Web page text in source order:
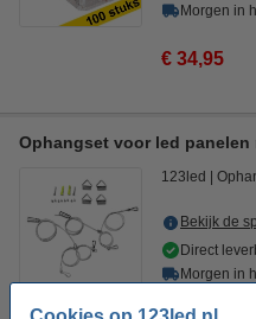
Morgen in
€ 34,95
Ophangset voor led panelen
123led
Bekijk de
Direct
Morgen in
€ 6,99 123led